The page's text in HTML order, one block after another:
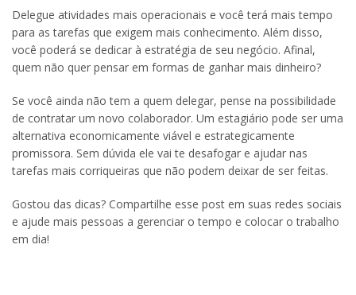
Delegue atividades mais operacionais e você terá mais tempo
para as tarefas que exigem mais conhecimento. Além disso,
você poderá se dedicar à estratégia de seu negócio. Afinal,
quem não quer pensar em formas de ganhar mais dinheiro?
Se você ainda não tem a quem delegar, pense na possibilidade
de contratar um novo colaborador. Um estagiário pode ser uma
alternativa economicamente viável e estrategicamente
promissora. Sem dúvida ele vai te desafogar e ajudar nas
tarefas mais corriqueiras que não podem deixar de ser feitas.
Gostou das dicas? Compartilhe esse post em suas redes sociais
e ajude mais pessoas a gerenciar o tempo e colocar o trabalho
em dia!